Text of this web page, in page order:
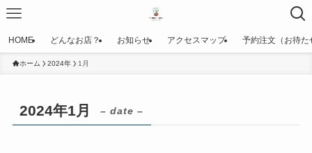
HOME どんなお店？ お知らせ アクセスマップ 予約注文（お待た
ホーム 2024年 1月
2024年1月 – date –